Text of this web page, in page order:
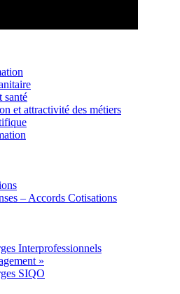
santé
et attractivité des métiers
– Accords Cotisations
Interprofessionnels
»
SIQO